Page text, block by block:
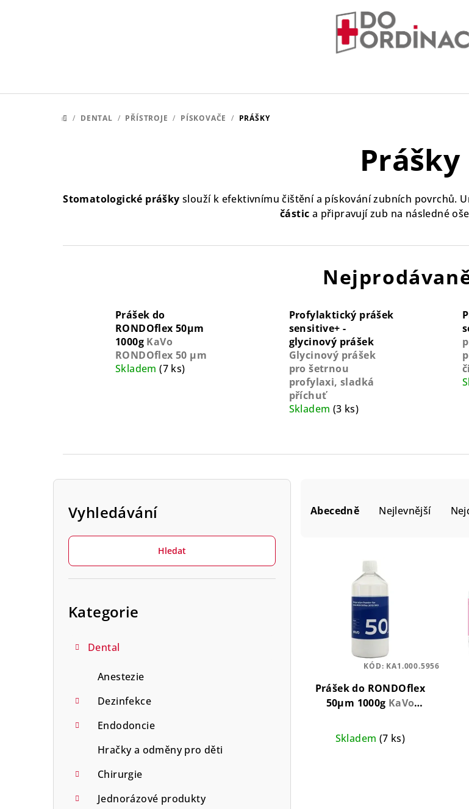
DOMŮ
/ DENTAL / PŘÍSTROJE / PÍSKOVAČE / PRÁŠKY
Prášky
Stomatologické prášky slouží k efektivnímu čištění a pískování zubních povrchů.
částic a připravují zub na následné
Prášek do
RONDOflex 50µm
1000g KaVo
RONDOflex 50 µm
Skladem(7 ks)
Profylaktický prášek
sensitive+ -
glycinový prášek
Glycinový prášek
pro šetrnou
profylaxi, sladká
příchuť
Skladem (3 ks)
P
Vyhledávání
Hledat
Kategorie
Dental
Anestezie
Dezinfekce
Endodoncie
Hračky a odměny pro děti
Chirurgie
Jednorázové produkty
aAbecedně Nejlevnější
Prášek do RONDOflex
50µm 1000g KaVo
Skladem (7 ks)
KÓD: KA1.000.5956